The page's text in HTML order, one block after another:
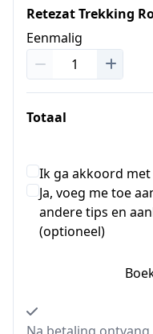
Retezat Trekking
Eenmalig
Totaal
Ik ga akkoord met
Ja, voeg me toe
andere tips en
(optioneel)